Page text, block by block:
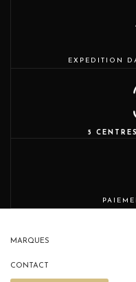
EXPEDITION
5 CENTRES
MARQUES
CONTACT